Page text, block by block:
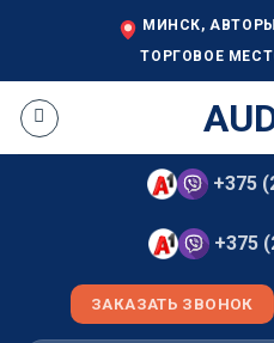
МИНСК,
ТОРГОВОЕ
+375
+375
ЗАКАЗАТЬ ЗВОНОК